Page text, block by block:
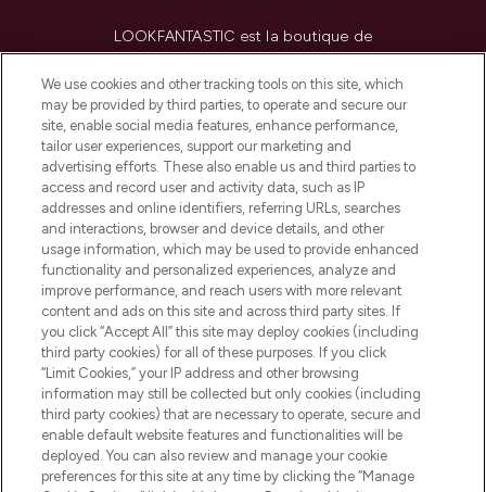
LOOKFANTASTIC est la boutique de
beauté incontournable en Europe,
proposant les meilleurs produits de soins
de la peau, des cheveux et de maquillage
de plus de 200 marques prestigieuses.
Faites vos achats en ligne ou via
l’application, avec la livraison offerte dès
55€ d'achat.
Consentement aux cookies
Do Not Sell or Share My Personal
Information
AIDE ET INFORMATIONS
INFORMATIONS GÉNÉRALES
À PROPOS DE LOOKFANTASTIC
We use cookies and other tracking tools on this site, which
may be provided by third parties, to operate and secure our
site, enable social media features, enhance performance,
tailor user experiences, support our marketing and
advertising efforts. These also enable us and third parties to
access and record user and activity data, such as IP
addresses and online identifiers, referring URLs, searches
and interactions, browser and device details, and other
usage information, which may be used to provide enhanced
functionality and personalized experiences, analyze and
improve performance, and reach users with more relevant
content and ads on this site and across third party sites. If
you click “Accept All” this site may deploy cookies (including
third party cookies) for all of these purposes. If you click
“Limit Cookies,” your IP address and other browsing
information may still be collected but only cookies (including
third party cookies) that are necessary to operate, secure and
enable default website features and functionalities will be
deployed. You can also review and manage your cookie
preferences for this site at any time by clicking the “Manage